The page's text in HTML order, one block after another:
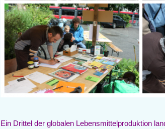
Ein Drittel der globalen Lebensmittelproduktion